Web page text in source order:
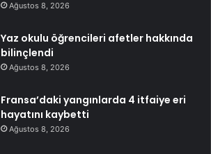
Ağustos 8, 2026
Yaz okulu öğrencileri afetler hakkında
bilinçlendi
Ağustos 8, 2026
Fransa’daki yangınlarda 4 itfaiye eri
hayatını kaybetti
Ağustos 8, 2026